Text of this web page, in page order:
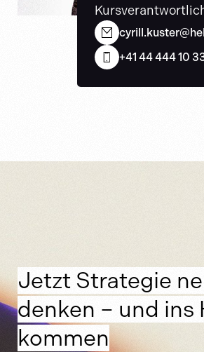
+41 44 444 10
Jetzt Strategie
denken – und ins
kommen